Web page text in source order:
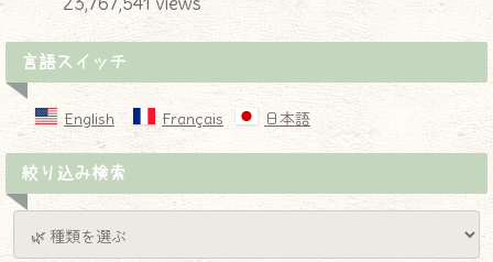
言語スイッチ
English Français 日本語
絞り込み検索